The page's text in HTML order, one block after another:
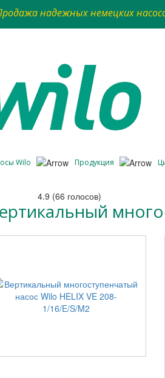
надежных немецких
Wilo Продукция
4.9 (66 голосов)